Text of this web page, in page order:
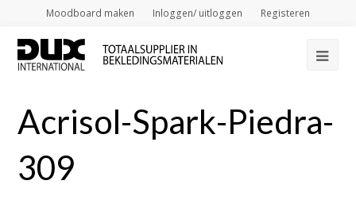
Moodboard maken Inloggen/ uitloggen Registeren
Acrisol-Spark-Piedra-
309